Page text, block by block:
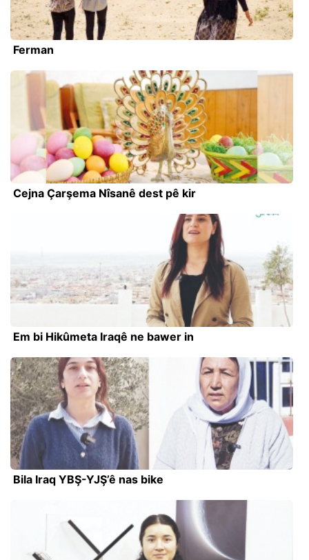
Ferman
Cejna Çarşema Nîsanê dest pê kir
Em bi Hikûmeta Iraqê ne bawer in
Bila Iraq YBŞ-YJŞ’ê nas bike